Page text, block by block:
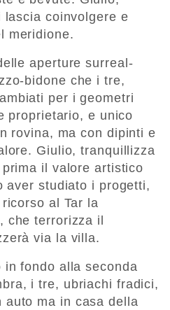
coinvolgere e
meridione.
aperture surreal-
bidone che i tre,
per i geometri
proprietario, e unico
rovina, ma con dipinti e
Giulio, tranquillizza
il valore artistico
aver studiato i progetti,
al Tar la
che terrorizza il
via la villa.
fondo alla seconda
i tre, ubriachi fradici,
auto ma in casa della